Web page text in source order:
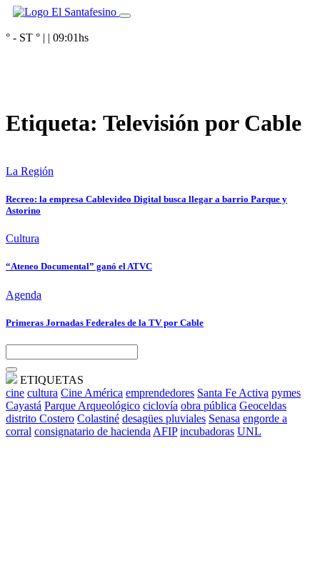
° - ST ° | | 09:01hs
Etiqueta: Televisión por Cable
La Región
Recreo: la empresa Cablevideo Digital busca llegar a barrio Parque y
Astorino
Cultura
“Ateneo Documental” ganó el ATVC
Agenda
Primeras Jornadas Federales de la TV por Cable
ETIQUETAS
cine cultura Cine América emprendedores Santa Fe Activa pymes
Cayastá Parque Arqueológico ciclovía obra pública Geoceldas
distrito Costero Colastiné desagües pluviales Senasa engorde a
corral consignatario de hacienda AFIP incubadoras UNL